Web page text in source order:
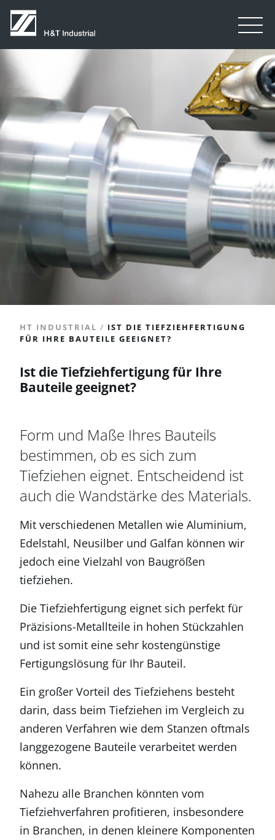
HT INDUSTRIAL / IST DIE TIEFZIEHFERTIGUNG
FÜR IHRE BAUTEILE GEEIGNET?
Ist die Tiefziehfertigung für Ihre
Bauteile geeignet?
Form und Maße Ihres Bauteils
bestimmen, ob es sich zum
Tiefziehen eignet. Entscheidend ist
auch die Wandstärke des Materials.
Mit verschiedenen Metallen wie Aluminium,
Edelstahl, Neusilber und Galfan können wir
jedoch eine Vielzahl von Baugrößen
tiefziehen.
Die Tiefziehfertigung eignet sich perfekt für
Präzisions-Metallteile in hohen Stückzahlen
und ist somit eine sehr kostengünstige
Fertigungslösung für Ihr Bauteil.
Ein großer Vorteil des Tiefziehens besteht
darin, dass beim Tiefziehen im Vergleich zu
anderen Verfahren wie dem Stanzen oftmals
langgezogene Bauteile verarbeitet werden
können.
Nahezu alle Branchen könnten vom
Tiefziehverfahren profitieren, insbesondere
in Branchen, in denen kleinere Komponenten